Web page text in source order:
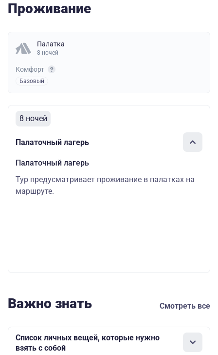
Проживание
Палатка
8 ночей
Комфорт
Базовый
8 ночей
Палаточный лагерь
Палаточный лагерь
Тур предусматривает проживание в палатках на
маршруте.
Важно знать Смотреть все
Список личных вещей, которые нужно
взять с собой